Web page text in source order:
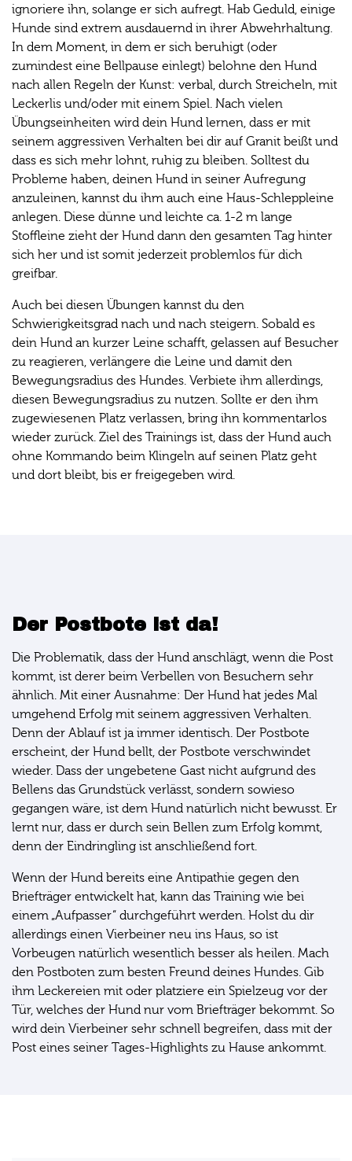
ignoriere ihn, solange er sich aufregt. Hab Geduld, einige
Hunde sind extrem ausdauernd in ihrer Abwehrhaltung.
In dem Moment, in dem er sich beruhigt (oder
zumindest eine Bellpause einlegt) belohne den Hund
nach allen Regeln der Kunst: verbal, durch Streicheln, mit
Leckerlis und/oder mit einem Spiel. Nach vielen
Übungseinheiten wird dein Hund lernen, dass er mit
seinem aggressiven Verhalten bei dir auf Granit beißt und
dass es sich mehr lohnt, ruhig zu bleiben. Solltest du
Probleme haben, deinen Hund in seiner Aufregung
anzuleinen, kannst du ihm auch eine Haus-Schleppleine
anlegen. Diese dünne und leichte ca. 1-2 m lange
Stoffleine zieht der Hund dann den gesamten Tag hinter
sich her und ist somit jederzeit problemlos für dich
greifbar.
Auch bei diesen Übungen kannst du den
Schwierigkeitsgrad nach und nach steigern. Sobald es
dein Hund an kurzer Leine schafft, gelassen auf Besucher
zu reagieren, verlängere die Leine und damit den
Bewegungsradius des Hundes. Verbiete ihm allerdings,
diesen Bewegungsradius zu nutzen. Sollte er den ihm
zugewiesenen Platz verlassen, bring ihn kommentarlos
wieder zurück. Ziel des Trainings ist, dass der Hund auch
ohne Kommando beim Klingeln auf seinen Platz geht
und dort bleibt, bis er freigegeben wird.
Der Postbote ist da!
Die Problematik, dass der Hund anschlägt, wenn die Post
kommt, ist derer beim Verbellen von Besuchern sehr
ähnlich. Mit einer Ausnahme: Der Hund hat jedes Mal
umgehend Erfolg mit seinem aggressiven Verhalten.
Denn der Ablauf ist ja immer identisch. Der Postbote
erscheint, der Hund bellt, der Postbote verschwindet
wieder. Dass der ungebetene Gast nicht aufgrund des
Bellens das Grundstück verlässt, sondern sowieso
gegangen wäre, ist dem Hund natürlich nicht bewusst. Er
lernt nur, dass er durch sein Bellen zum Erfolg kommt,
denn der Eindringling ist anschließend fort.
Wenn der Hund bereits eine Antipathie gegen den
Briefträger entwickelt hat, kann das Training wie bei
einem „Aufpasser“ durchgeführt werden. Holst du dir
allerdings einen Vierbeiner neu ins Haus, so ist
Vorbeugen natürlich wesentlich besser als heilen. Mach
den Postboten zum besten Freund deines Hundes. Gib
ihm Leckereien mit oder platziere ein Spielzeug vor der
Tür, welches der Hund nur vom Briefträger bekommt. So
wird dein Vierbeiner sehr schnell begreifen, dass mit der
Post eines seiner Tages-Highlights zu Hause ankommt.